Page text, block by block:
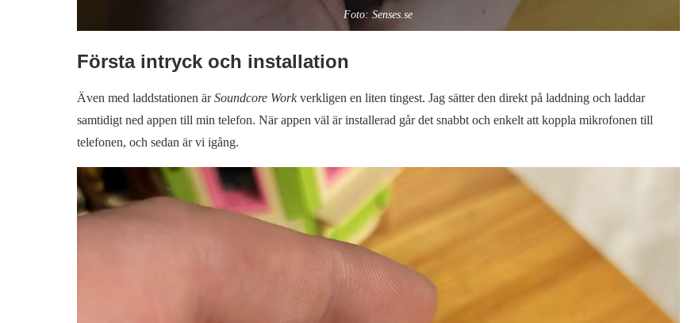
Foto: Senses.se
Första intryck och installation
Även med laddstationen ärSoundcore Workverkligen en liten tingest. Jag sätter den direkt på laddning och laddar
samtidigt ned appen till min telefon. När appen väl är installerad går det snabbt och enkelt att koppla mikrofonen till
telefonen, och sedan är vi igång.